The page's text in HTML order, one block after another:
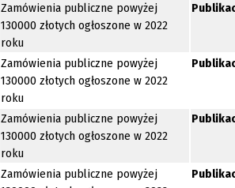
Zamówienia publiczne powyżej
130000 złotych ogłoszone w 2022
roku
Zamówienia publiczne powyżej
130000 złotych ogłoszone w 2022
roku
Zamówienia publiczne powyżej
130000 złotych ogłoszone w 2022
roku
Zamówienia publiczne powyżej